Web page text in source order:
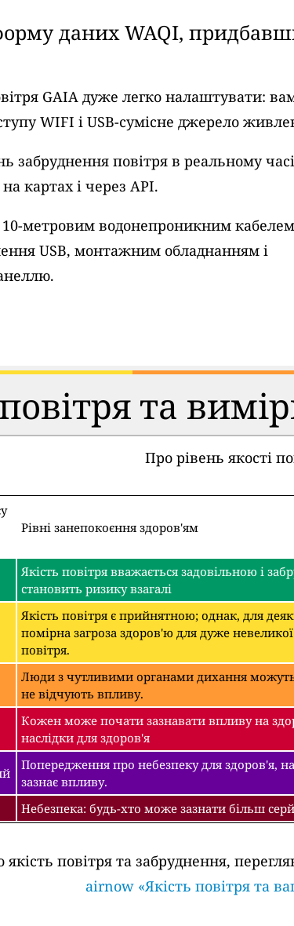
даних WAQI,
GAIA дуже легко налаштувати:
WIFI і USB-сумісне джерело
забруднення повітря в реальному часі
картах і через API.
10-метровим водонепроникним кабелем
USB, монтажним обладнанням і
та
Про рівень якості
Рівні занепокоєння здоров'ям
Якість повітря вважається задовільною і
становить ризику взагалі
Якість повітря є прийнятною; однак, для
помірна загроза здоров'ю для дуже
повітря.
Люди з чутливими органами дихання
не відчують впливу.
Кожен може почати зазнавати впливу на
наслідки для здоров'я
Попередження про небезпеку для здоров'я,
зазнає впливу.
Небезпека: будь-хто може зазнати більш
повітря та забруднення,
airnow «Якість повітря та